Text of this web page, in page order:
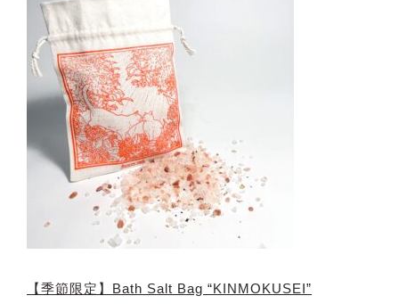
【季節限定】Bath Salt Bag “KINMOKUSEI”